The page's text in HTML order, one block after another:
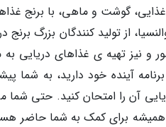
غذایی، گوشت و ماهی، با برنج
از تولید کنندگان بزرگ
و نیز تهیه ی غذاهای دریایی
آینده خود دارید، به شما
آن را امتحان کنید. حتی شما
همیشه برای کمک به شما حاضر